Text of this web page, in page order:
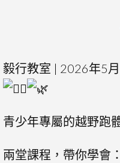
毅行教室 | 2026年5
青少年專屬的越野跑
兩堂課程，帶你學會：